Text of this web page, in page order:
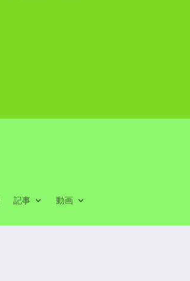
記事 動画